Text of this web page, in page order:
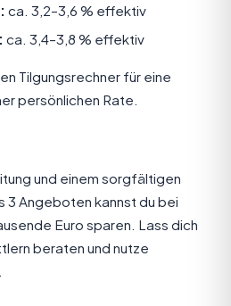
ca. 3,2–3,6 % effektiv
ca. 3,4–3,8 % effektiv
Tilgungsrechner für eine
persönlichen Rate.
und einem sorgfältigen
3 Angeboten kannst du bei
Euro sparen. Lass dich
beraten und nutze